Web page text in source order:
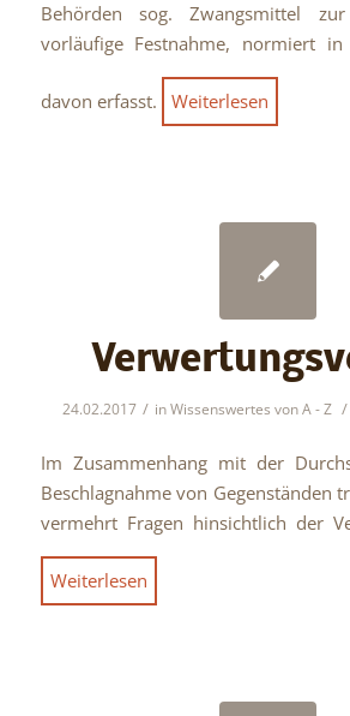
Behörden sog. Zwangsmittel
vorläufige Festnahme, normiert
davon erfasst. Weiterlesen
24.02.2017 / inWissenswertes von A - Z /
Im Zusammenhang mit der
Beschlagnahme von Gegenständen
vermehrt Fragen hinsichtlich der
Weiterlesen